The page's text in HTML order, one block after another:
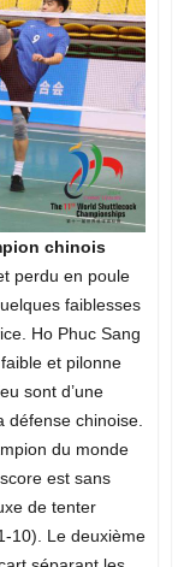
chinois
perdu en poule
faiblesses
Ho Phuc Sang
et pilonne
sont d’une
chinoise.
du monde
est sans
de tenter
10). Le deuxième